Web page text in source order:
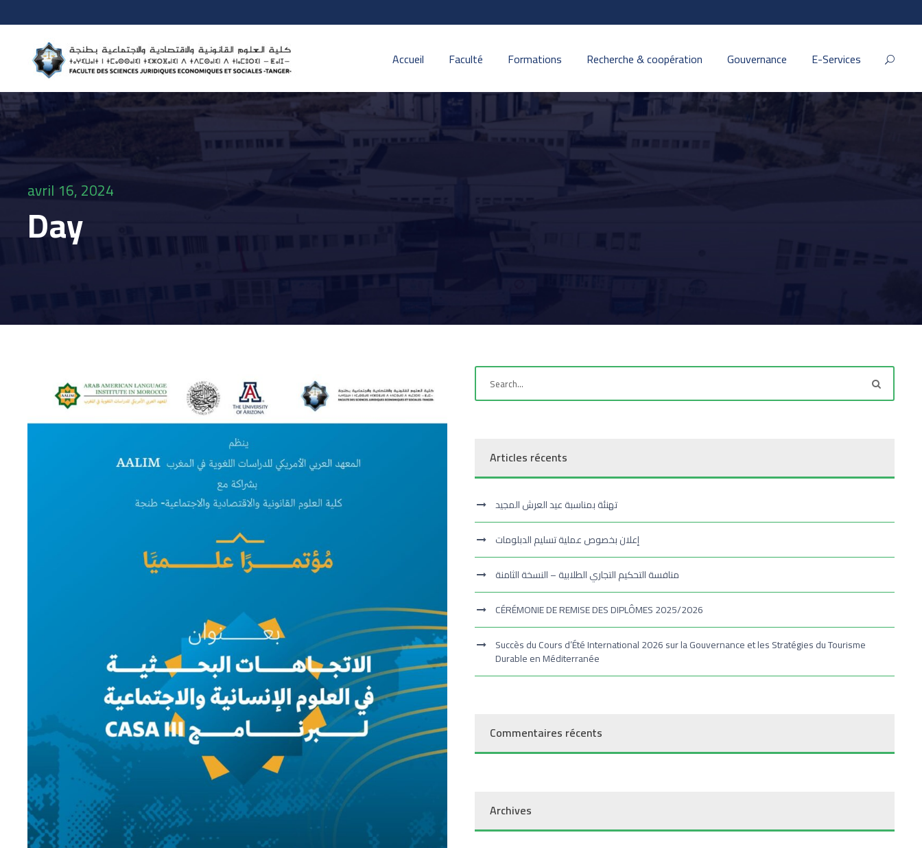
Accueil Faculté Formations Recherche & coopération Gouvernance E-Services
avril 16, 2024
Day
Articles récents
تهنئة بمناسبة عيد العرش المجيد
إعلان بخصوص عملية تسليم الدبلومات
منافسة التحكيم التجاري الطلابية – النسخة الثامنة
CÉRÉMONIE DE REMISE DES DIPLÔMES 2025/2026
Succès du Cours d’Été International 2026 sur la Gouvernance et les Stratégies du Tourisme
Durable en Méditerranée
Commentaires récents
Archives